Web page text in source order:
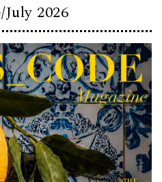
2026